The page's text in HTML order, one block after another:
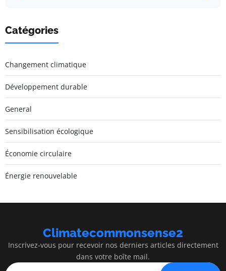
Catégories
Changement climatique
Développement durable
General
Sensibilisation écologique
Économie circulaire
Énergie renouvelable
Climatecommonsense2
Inscrivez-vous pour recevoir nos derniers articles directement
dans votre boîte mail.